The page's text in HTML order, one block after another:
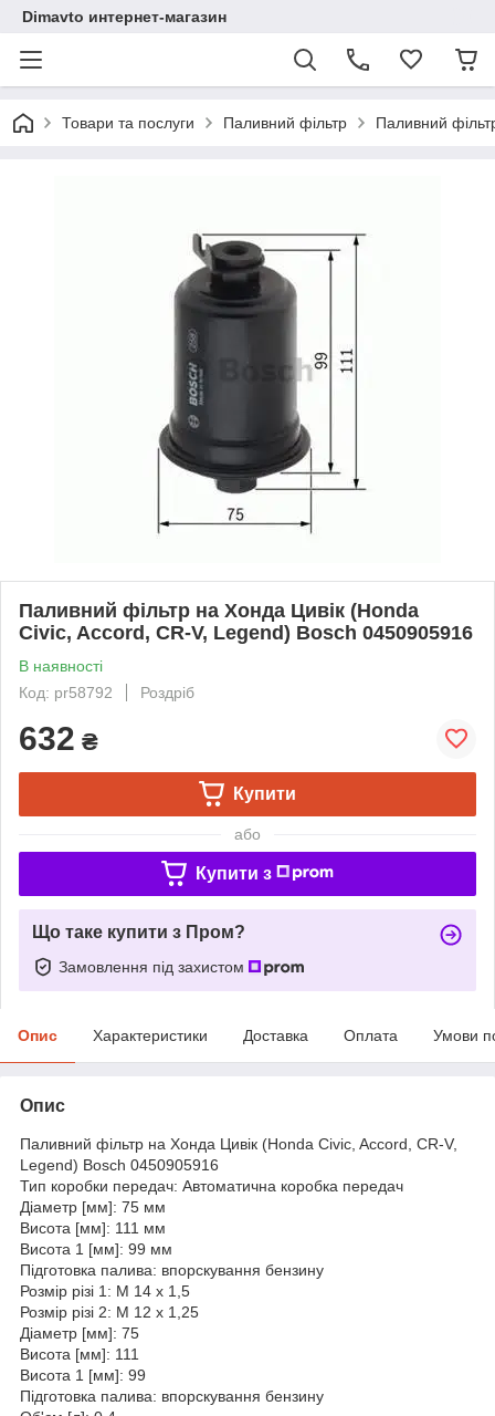
Dimavto интернет-магазин
Товари та послуги Паливний фільтр Паливний
Паливний фільтр на Хонда Цивік (Honda
Civic, Accord, CR-V, Legend) Bosch 0450905916
В наявності
Код: pr58792
Роздріб
632 ₴
Купити
або
Купити з
Що таке купити з Пром?
Замовлення під захистом
Опис Характеристики Доставка Оплата Умови
Опис
Паливний фільтр на Хонда Цивік (Honda Civic, Accord, CR-V,
Legend) Bosch 0450905916
Тип коробки передач: Автоматична коробка передач
Діаметр [мм]: 75 мм
Висота [мм]: 111 мм
Висота 1 [мм]: 99 мм
Підготовка палива: впорскування бензину
Розмір різі 1: M 14 x 1,5
Розмір різі 2: M 12 x 1,25
Діаметр [мм]: 75
Висота [мм]: 111
Висота 1 [мм]: 99
Підготовка палива: впорскування бензину